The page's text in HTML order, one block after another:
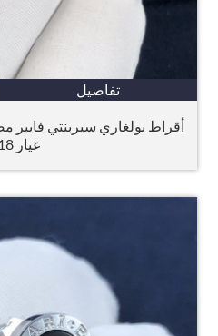
تفاصيل
أقراط بولغاري سيربنتي فايبر
عيار 18 قيراطًا